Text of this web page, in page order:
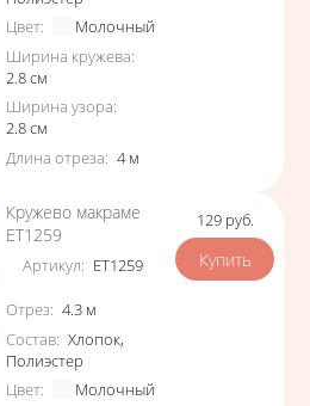
Цвет:
Молочный
Ширина кружева:
2.8см
Ширина узора:
2.8см
Длина отреза: 4 м
Кружево макраме
ЕТ1259
Артикул: ЕТ1259
Характеристики
Отрез: 4.3 м
Состав: Хлопок,
Полиэстер
Цвет:
Молочный
Цена
129 руб.